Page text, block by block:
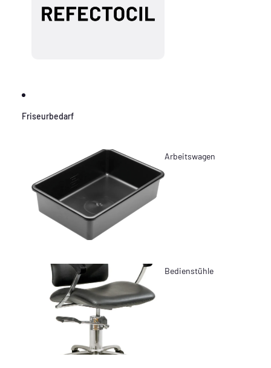
Friseurbedarf
Arbeitswagen
Bedienstühle